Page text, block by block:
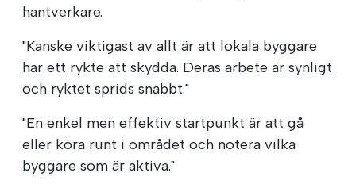
hantverkare.
"Kanske viktigast av allt är att lokala byggare
har ett rykte att skydda. Deras arbete är synligt
och ryktet sprids snabbt."
"En enkel men effektiv startpunkt är att gå
eller köra runt i området och notera vilka
byggare som är aktiva."